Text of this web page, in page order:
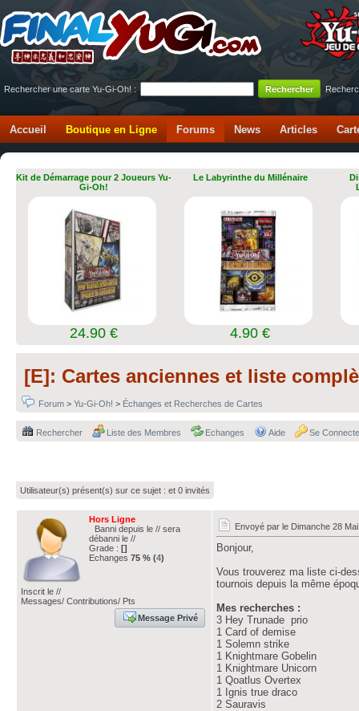
Rechercher une carte Yu-Gi-Oh! :
Accueil Boutique en Ligne Forums News Articles
Kit de Démarrage pour 2 Joueurs Yu-
Gi-Oh!
24.90 €
Le Labyrinthe du Millénaire
4.90 €
[E]: Cartes anciennes et liste
Forum > Yu-Gi-Oh! > Échanges et Recherches de Cartes
Rechercher Liste des Membres Echanges Aide Se
Utilisateur(s) présent(s) sur ce sujet : et 0 invités
Hors Ligne
Banni depuis le // sera
débanni le //
Grade : []
Echanges 75 % (4)
Inscrit le //
Messages/ Contributions/ Pts
Message Privé
Envoyé par le Dimanche 28
Bonjour,
Vous trouverez ma liste ci-
tournois depuis la même
Mes recherches :
3 Hey Trunade prio
1 Card of demise
1 Solemn strike
1 Knightmare Gobelin
1 Knightmare Unicorn
1 Qoatlus Overtex
1 Ignis true draco
2 Sauravis